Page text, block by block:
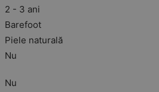
2 - 3 ani
Barefoot
Piele naturală
Nu
Nu